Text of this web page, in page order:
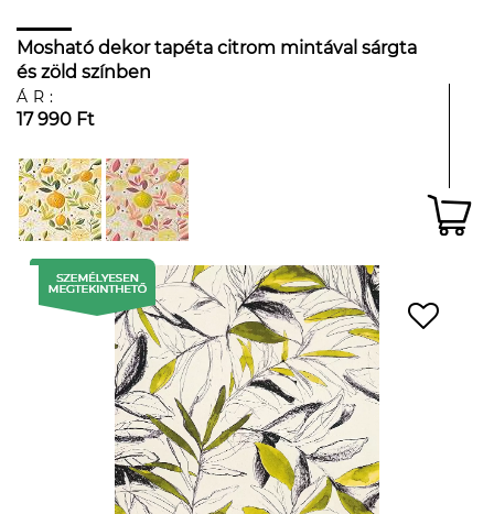
Mosható dekor tapéta citrom mintával sárgta
és zöld színben
ÁR:
17 990 Ft